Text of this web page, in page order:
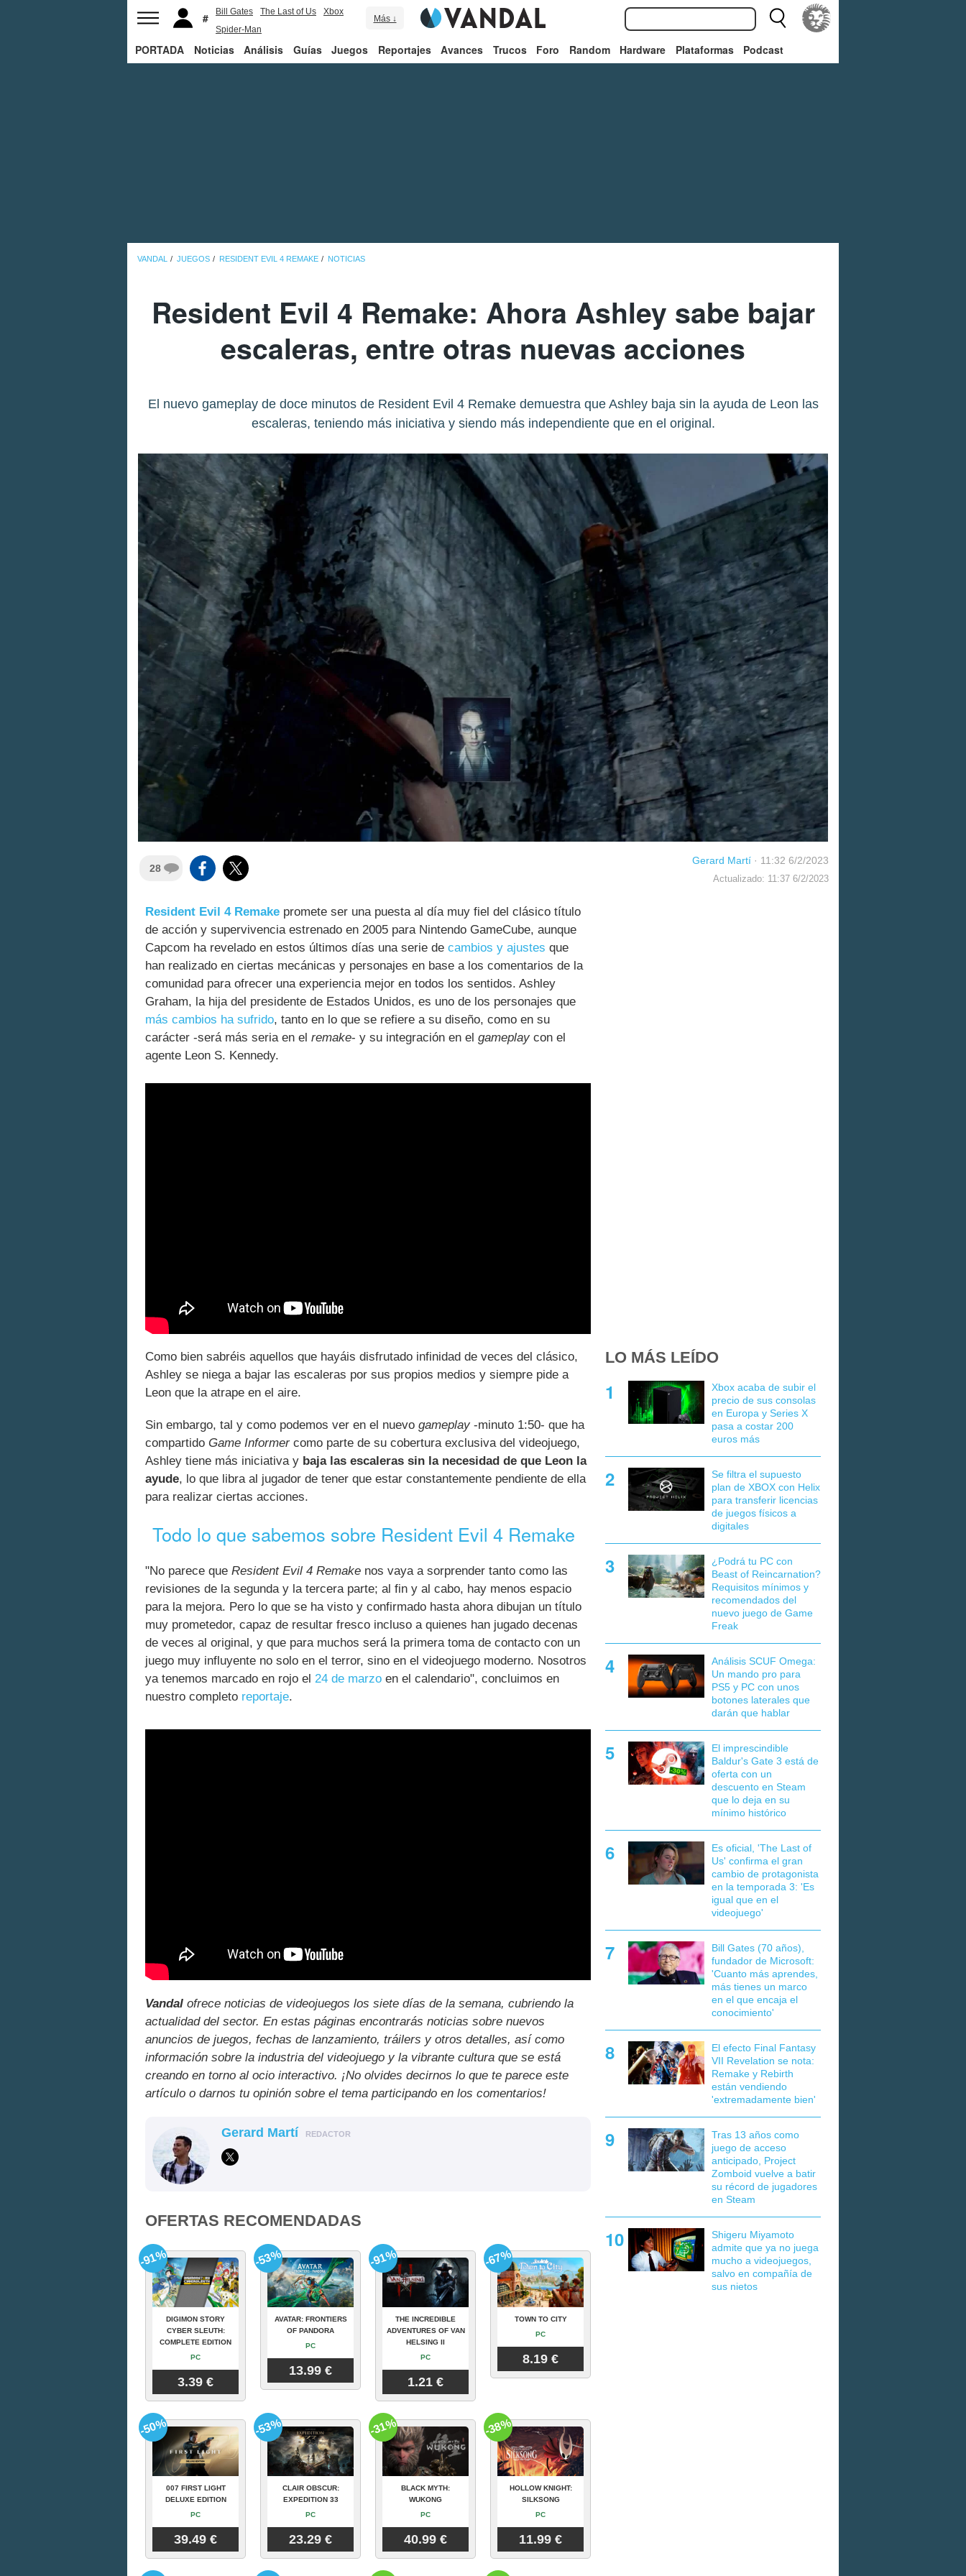
Bill Gates The Last of Us
Xbox
Spider-Man
Más ↓
PORTADA Noticias Análisis Guías Juegos Reportajes Avances Trucos Foro Random Hardware Plataformas Podcast
VANDAL JUEGOS RESIDENT EVIL 4 REMAKE NOTICIAS
Resident Evil 4 Remake: Ahora Ashley sabe bajar
escaleras, entre otras nuevas acciones
El nuevo gameplay de doce minutos de Resident Evil 4 Remake demuestra que Ashley baja sin la ayuda de Leon las
escaleras, teniendo más iniciativa y siendo más independiente que en el original.
28
Gerard Martí · 11:32 6/2/2023
Actualizado: 11:37 6/2/2023
Resident Evil 4 Remake promete ser una puesta al día muy fiel del clásico título
de acción y supervivencia estrenado en 2005 para Nintendo GameCube, aunque
Capcom ha revelado en estos últimos días una serie de cambios y ajustes que
han realizado en ciertas mecánicas y personajes en base a los comentarios de la
comunidad para ofrecer una experiencia mejor en todos los sentidos. Ashley
Graham, la hija del presidente de Estados Unidos, es uno de los personajes que
más cambios ha sufrido, tanto en lo que se refiere a su diseño, como en su
carácter -será más seria en el remake- y su integración en el gameplay con el
agente Leon S. Kennedy.
Como bien sabréis aquellos que hayáis disfrutado infinidad de veces del clásico,
Ashley se niega a bajar las escaleras por sus propios medios y siempre pide a
Leon que la atrape en el aire.
Sin embargo, tal y como podemos ver en el nuevo gameplay -minuto 1:50- que ha
compartido Game Informercomo parte de su cobertura exclusiva del videojuego,
Ashley tiene más iniciativa y baja las escaleras sin la necesidad de que Leon la
ayude, lo que libra al jugador de tener que estar constantemente pendiente de ella
para realizar ciertas acciones.
Todo lo que sabemos sobre Resident Evil 4 Remake
"No parece que Resident Evil 4 Remake nos vaya a sorprender tanto como las
revisiones de la segunda y la tercera parte; al fin y al cabo, hay menos espacio
para la mejora. Pero lo que se ha visto y confirmado hasta ahora dibujan un título
muy prometedor, capaz de resultar fresco incluso a quienes han jugado decenas
de veces al original, y que para muchos será la primera toma de contacto con un
juego muy influyente no solo en el terror, sino en el videojuego moderno. Nosotros
ya tenemos marcado en rojo el 24 de marzo en el calendario", concluimos en
nuestro completo reportaje.
Vandal ofrece noticias de videojuegos los siete días de la semana, cubriendo la
actualidad del sector. En estas páginas encontrarás noticias sobre nuevos
anuncios de juegos, fechas de lanzamiento, tráilers y otros detalles, así como
información sobre la industria del videojuego y la vibrante cultura que se está
creando en torno al ocio interactivo. ¡No olvides decirnos lo que te parece este
artículo o darnos tu opinión sobre el tema participando en los comentarios!
Gerard Martí REDACTOR
OFERTAS RECOMENDADAS
DIGIMON STORY
CYBER SLEUTH:
COMPLETE EDITION
PC
3.39 €
-91%
AVATAR: FRONTIERS
OF PANDORA
PC
13.99 €
-53%
THE INCREDIBLE
ADVENTURES OF VAN
HELSING II
PC
1.21 €
-91%
TOWN TO CITY
PC
8.19 €
-67%
007 FIRST LIGHT
DELUXE EDITION
PC
39.49 €
-50%
CLAIR OBSCUR:
EXPEDITION 33
PC
23.29 €
-53%
BLACK MYTH:
WUKONG
PC
40.99 €
-31%
HOLLOW KNIGHT:
SILKSONG
PC
11.99 €
-38%
LO MÁS LEÍDO
Xbox acaba de subir el
precio de sus consolas
en Europa y Series X
pasa a costar 200
euros más
Se filtra el supuesto
plan de XBOX con Helix
para transferir licencias
de juegos físicos a
digitales
¿Podrá tu PC con
Beast of Reincarnation?
Requisitos mínimos y
recomendados del
nuevo juego de Game
Freak
Análisis SCUF Omega:
Un mando pro para
PS5 y PC con unos
botones laterales que
darán que hablar
El imprescindible
Baldur's Gate 3 está de
oferta con un
descuento en Steam
que lo deja en su
mínimo histórico
Es oficial, 'The Last of
Us' confirma el gran
cambio de protagonista
en la temporada 3: 'Es
igual que en el
videojuego'
Bill Gates (70 años),
fundador de Microsoft:
'Cuanto más aprendes,
más tienes un marco
en el que encaja el
conocimiento'
El efecto Final Fantasy
VII Revelation se nota:
Remake y Rebirth
están vendiendo
'extremadamente bien'
Tras 13 años como
juego de acceso
anticipado, Project
Zomboid vuelve a batir
su récord de jugadores
en Steam
Shigeru Miyamoto
admite que ya no juega
mucho a videojuegos,
salvo en compañía de
sus nietos